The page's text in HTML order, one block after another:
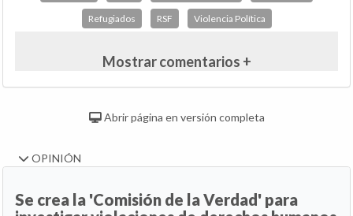
Refugiados RSF Violencia Política
Mostrar comentarios +
Abrir página en versión completa
OPINIÓN
Se crea la 'Comisión de la Verdad' para